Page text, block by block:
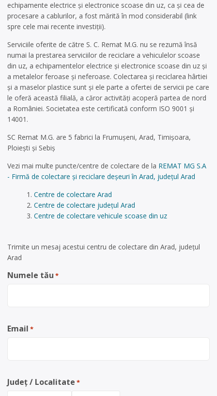
echipamente electrice şi electronice scoase din uz, ca şi cea de
procesare a cablurilor, a fost mărită în mod considerabil (link
spre cele mai recente investiţii).
Serviciile oferite de către S. C. Remat M.G. nu se rezumă însă
numai la prestarea serviciilor de reciclare a vehiculelor scoase
din uz, a echipamentelor electrice şi electronice scoase din uz şi
a metalelor feroase şi neferoase. Colectarea şi reciclarea hârtiei
şi a maselor plastice sunt şi ele parte a ofertei de servicii pe care
le oferă această filială, a căror activităţi acoperă partea de nord
a României. Societatea este certificată conform ISO 9001 şi
14001.
SC Remat M.G. are 5 fabrici la Frumuşeni, Arad, Timişoara,
Ploieşti şi Sebiş
Vezi mai multe puncte/centre de colectare de la REMAT MG S.A
- Firmă de colectare și reciclare deșeuri în Arad, județul Arad
Centre de colectare Arad
Centre de colectare județul Arad
Centre de colectare vehicule scoase din uz
Trimite un mesaj acestui centru de colectare din Arad, județul
Arad
Numele tău *
Email *
Județ / Localitate *